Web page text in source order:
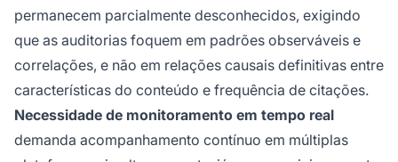
permanecem parcialmente desconhecidos, exigindo
que as auditorias foquem em padrões observáveis e
correlações, e não em relações causais definitivas entre
características do conteúdo e frequência de citações.
Necessidade de monitoramento em tempo real
demanda acompanhamento contínuo em múltiplas